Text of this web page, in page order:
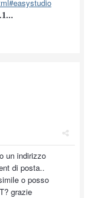
un indirizzo
di posta..
o posso
grazie